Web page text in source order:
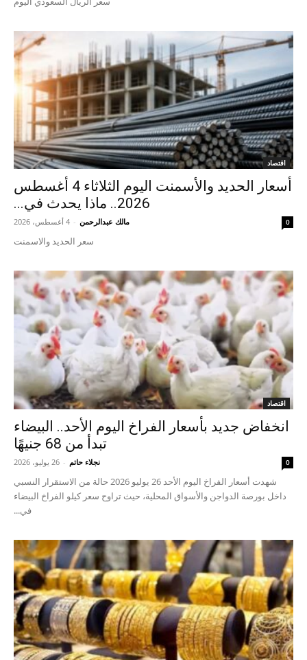
اقتصاد
أسعار الحديد والأسمنت اليوم الثلاثاء 4 أغسطس
2026.. ماذا يحدث في...
مالك عبدالرحمن - 4 أغسطس، 2026 0
سعر الحديد والاسمنت
اقتصاد
انخفاض جديد بأسعار الفراخ اليوم الأحد.. البيضاء
تبدأ من 68 جنيهًا
نجلاء حاتم - 26 يوليو، 2026 0
شهدت أسعار الفراخ اليوم الأحد 26 يوليو 2026 حالة من الاستقرار النسبي
داخل بورصة الدواجن والأسواق المحلية، حيث تراوح سعر كيلو الفراخ البيضاء
في...